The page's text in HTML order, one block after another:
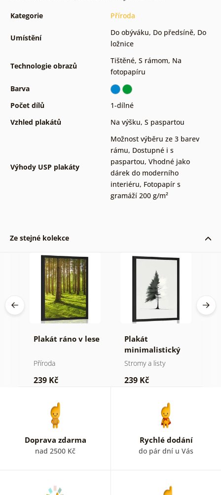
Kategorie Příroda
Umístění
Do obýváku, Do předsíně, Do
ložnice
Technologie obrazů
Tištěné, S rámom, Na
fotopapíru
Barva
Počet dílů
1-dílné
Vzhled plakátů
Na výšku, S paspartou
Výhody USP plakáty
Možnost výběru ze 3 barev
rámu, Dostupné i s
paspartou, Vhodné jako
dárek do moderního
interiéru, Fotopapír s
gramáží 200 g/m²
Ze stejné kolekce
Plakát ráno v lese
Příroda
239 Kč
Plakát
minimalistický
jehličnatý strom
Stromy a listy
239 Kč
Doprava zdarma
nad 2500 Kč
Rychlé dodání
do pár dní u Vás